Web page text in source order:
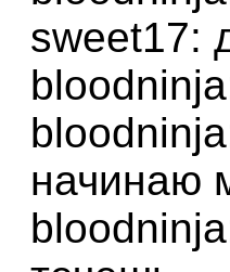
sweet17:
начинаю